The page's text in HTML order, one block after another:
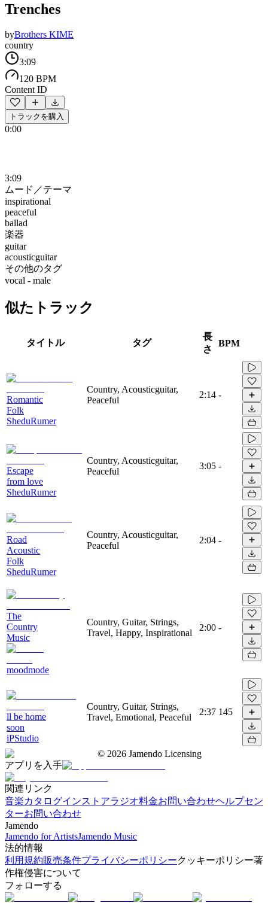
Trenches
byBrothers KIME
country
3:09
120 BPM
Content ID
トラックを購入
0:00
3:09
ムード／テーマ
inspirational
peaceful
ballad
楽器
guitar
acousticguitar
その他のタグ
vocal - male
似たトラック
タイトル タグ
長
さ
BPM
Romantic
Folk
SheduRumer
Country, Acousticguitar,
Peaceful
2:14 -
Escape
from love
SheduRumer
Country, Acousticguitar,
Peaceful
3:05 -
Road
Acoustic
Folk
SheduRumer
Country, Acousticguitar,
Peaceful
2:04 -
The
Country
Music
moodmode
Country, Guitar, Strings,
Travel, Happy, Inspirational
2:00 -
ll be home
soon
iPStudio
Country, Guitar, Strings,
Travel, Emotional, Peaceful
2:37 145
© 2026 Jamendo Licensing
アプリを入手
関連リンク
音楽カタログインストアラジオ料金お問い合わせヘルプセン
ターお問い合わせ
Jamendo
Jamendo for ArtistsJamendo Music
法的情報
利用規約販売条件プライバシーポリシークッキーポリシー著
作権侵害について
フォローする